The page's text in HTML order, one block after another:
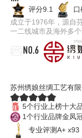
评分9.1
成立于1976年，源自
一二线城市及海外多
NO.6
苏州绣娘丝绸工艺有限
5个行业上榜十大
1个行业品牌金凤
专业评测A+ x93